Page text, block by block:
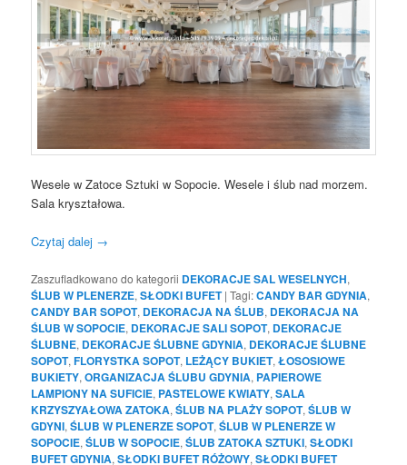
Wesele w Zatoce Sztuki w Sopocie. Wesele i ślub nad morzem.
Sala kryształowa.
Czytaj dalej →
Zaszufladkowano do kategorii DEKORACJE SAL WESELNYCH,
ŚLUB W PLENERZE,SŁODKI BUFET |Tagi:CANDY BAR GDYNIA,
CANDY BAR SOPOT, DEKORACJA NA ŚLUB, DEKORACJA NA
ŚLUB W SOPOCIE, DEKORACJE SALI SOPOT, DEKORACJE
ŚLUBNE, DEKORACJE ŚLUBNE GDYNIA, DEKORACJE ŚLUBNE
SOPOT,FLORYSTKA SOPOT, LEŻĄCY BUKIET,ŁOSOSIOWE
BUKIETY,ORGANIZACJA ŚLUBU GDYNIA, PAPIEROWE
LAMPIONY NA SUFICIE, PASTELOWE KWIATY,SALA
KRZYSZYAŁOWA ZATOKA,ŚLUB NA PLAŻY SOPOT,ŚLUB W
GDYNI,ŚLUB W PLENERZE SOPOT,ŚLUB W PLENERZE W
SOPOCIE,ŚLUB W SOPOCIE,ŚLUB ZATOKA SZTUKI,SŁODKI
BUFET GDYNIA,SŁODKI BUFET RÓŻOWY,SŁODKI BUFET